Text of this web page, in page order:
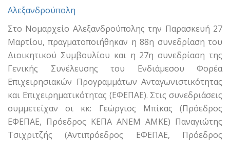
Αλεξανδρούπολη
Στο Νομαρχείο Αλεξανδρούπολης την Παρασκευή 27
Μαρτίου, πραγματοποιήθηκαν η 88η συνεδρίαση του
Διοικητικού Συμβουλίου και η 27η συνεδρίαση της
Γενικής Συνέλευσης του Ενδιάμεσου Φορέα
Επιχειρησιακών Προγραμμάτων Ανταγωνιστικότητας
και Επιχειρηματικότητας (ΕΦΕΠΑΕ). Στις συνεδριάσεις
συμμετείχαν οι κκ: Γεώργιος Μπίκας (Πρόεδρος
ΕΦΕΠΑΕ, Πρόεδρος ΚΕΠΑ ΑΝΕΜ ΑΜΚΕ) Παναγιώτης
Τσιχριτζής (Αντιπρόεδρος ΕΦΕΠΑΕ, Πρόεδρος